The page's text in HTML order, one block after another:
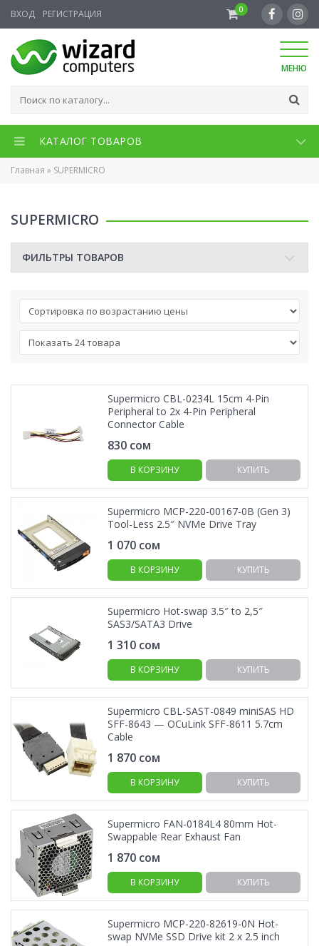
ВХОД РЕГИСТРАЦИЯ 0
МЕНЮ
КАТАЛОГ ТОВАРОВ
Главная » SUPERMICRO
SUPERMICRO
ФИЛЬТРЫ ТОВАРОВ
Supermicro CBL-0234L 15cm 4-Pin
Peripheral to 2x 4-Pin Peripheral
Connector Cable
830 сом
В КОРЗИНУ КУПИТЬ
Supermicro MCP-220-00167-0B (Gen 3)
Tool-Less 2.5″ NVMe Drive Tray
1 070 сом
В КОРЗИНУ КУПИТЬ
Supermicro Hot-swap 3.5″ to 2,5″
SAS3/SATA3 Drive
1 310 сом
В КОРЗИНУ КУПИТЬ
Supermicro CBL-SAST-0849 miniSAS HD
SFF-8643 — OCuLink SFF-8611 5.7cm
Cable
1 870 сом
В КОРЗИНУ КУПИТЬ
Supermicro FAN-0184L4 80mm Hot-
Swappable Rear Exhaust Fan
1 870 сом
В КОРЗИНУ КУПИТЬ
Supermicro MCP-220-82619-0N Hot-
swap NVMe SSD Drive kit 2 x 2.5 inch